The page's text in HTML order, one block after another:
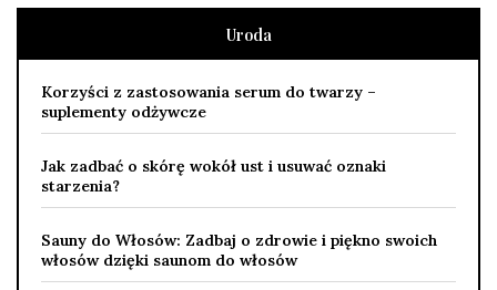
Uroda
Korzyści z zastosowania serum do twarzy –
suplementy odżywcze
Jak zadbać o skórę wokół ust i usuwać oznaki
starzenia?
Sauny do Włosów: Zadbaj o zdrowie i piękno swoich
włosów dzięki saunom do włosów